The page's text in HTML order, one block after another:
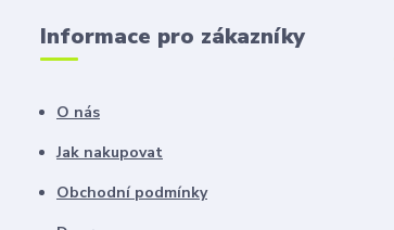
Informace pro zákazníky
O nás
Jak nakupovat
Obchodní podmínky